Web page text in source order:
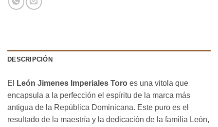
DESCRIPCIÓN
El León Jimenes Imperiales Toro es una vitola que
encapsula a la perfección el espíritu de la marca más
antigua de la República Dominicana. Este puro es el
resultado de la maestría y la dedicación de la familia León,